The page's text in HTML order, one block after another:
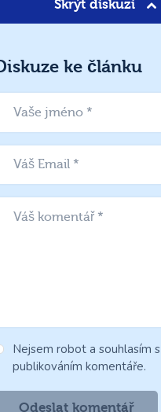
Skrýt diskuzi
ke článku
Nejsem robot a souhlasím s
publikováním komentáře.